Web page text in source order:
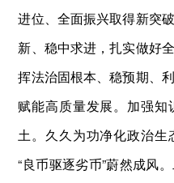
进位、全面振兴取得新突
新、稳中求进，扎实做好
挥法治固根本、稳预期、
赋能高质量发展。加强
土。久久为功净化政治
“良币驱逐劣币”蔚然成风